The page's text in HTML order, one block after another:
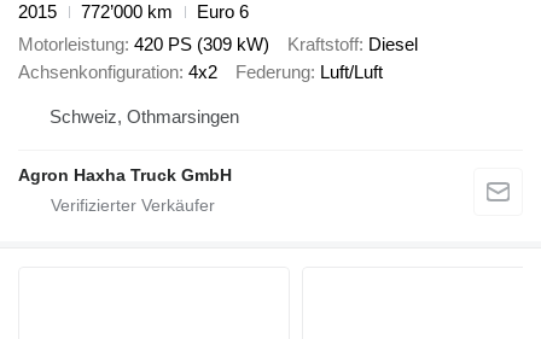
2015
772’000 km
Euro 6
Motorleistung 420 PS (309 kW) Kraftstoff Diesel
Achsenkonfiguration 4x2 Federung Luft/Luft
Schweiz, Othmarsingen
Agron Haxha Truck GmbH